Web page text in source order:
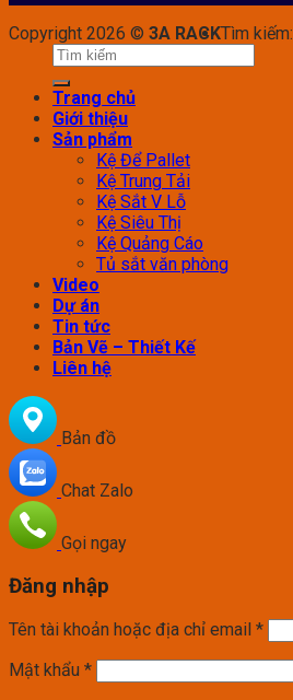
Copyright 2026 © 3A RACKTìm kiếm:
Trang chủ
Giới thiệu
Sản phẩm
Kệ Để Pallet
Kệ Trung Tải
Kệ Sắt V Lỗ
Kệ Siêu Thị
Kệ Quảng Cáo
Tủ sắt văn phòng
Video
Dự án
Tin tức
Bản Vẽ – Thiết Kế
Liên hệ
Bản đồ
Chat Zalo
Gọi ngay
Đăng nhập
Tên tài khoản hoặc địa chỉ email *
Mật khẩu *